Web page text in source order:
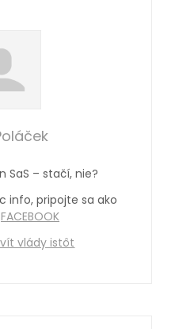
SaS – stačí, nie?
info, pripojte sa ako
FACEBOOK
vlády istôt